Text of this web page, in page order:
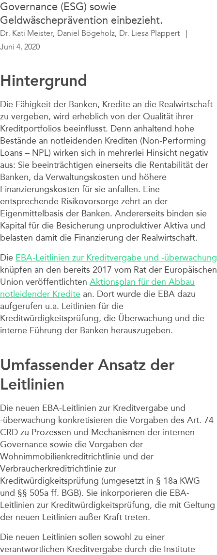
Sustainable Finance
Unternehmen
Governance (ESG) sowie
Geldwäscheprävention einbezieht.
Dr. Kati Meister, Daniel Bögeholz, Dr. Liesa Plappert
Juni 4, 2020
Hintergrund
Die Fähigkeit der Banken, Kredite an die Realwirtschaft
zu vergeben, wird erheblich von der Qualität ihrer
Kreditportfolios beeinflusst. Denn anhaltend hohe
Bestände an notleidenden Krediten (Non-Performing
Loans – NPL) wirken sich in mehrerlei Hinsicht negativ
aus: Sie beeinträchtigen einerseits die Rentabilität der
Banken, da Verwaltungskosten und höhere
Finanzierungskosten für sie anfallen. Eine
entsprechende Risikovorsorge zehrt an der
Eigenmittelbasis der Banken. Andererseits binden sie
Kapital für die Besicherung unproduktiver Aktiva und
belasten damit die Finanzierung der Realwirtschaft.
Die EBA-Leitlinien zur Kreditvergabe und -überwachung
knüpfen an den bereits 2017 vom Rat der Europäischen
Union veröffentlichten Aktionsplan für den Abbau
notleidender Kredite an. Dort wurde die EBA dazu
aufgerufen u.a. Leitlinien für die
Kreditwürdigkeitsprüfung, die Überwachung und die
interne Führung der Banken herauszugeben.
Umfassender Ansatz der
Leitlinien
Die neuen EBA-Leitlinien zur Kreditvergabe und
-überwachung konkretisieren die Vorgaben des Art. 74
CRD zu Prozessen und Mechanismen der internen
Governance sowie die Vorgaben der
Wohnimmobilienkreditrichtlinie und der
Verbraucherkreditrichtlinie zur
Kreditwürdigkeitsprüfung (umgesetzt in § 18a KWG
und §§ 505a ff. BGB). Sie inkorporieren die EBA-
Leitlinien zur Kreditwürdigkeitsprüfung, die mit Geltung
der neuen Leitlinien außer Kraft treten.
Die neuen Leitlinien sollen sowohl zu einer
verantwortlichen Kreditvergabe durch die Institute